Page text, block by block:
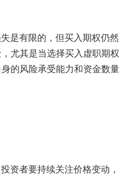
是有限的，但买入期权仍然
尤其是当选择买入虚职期权
的风险承受能力和资金数量
资者要持续关注价格变动，